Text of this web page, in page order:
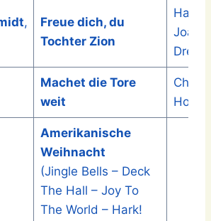
,
Freue dich, du
Tochter Zion
Hans-
Machet die Tore
weit
Amerikanische
Weihnacht
(Jingle Bells – Deck
The Hall – Joy To
The World – Hark!